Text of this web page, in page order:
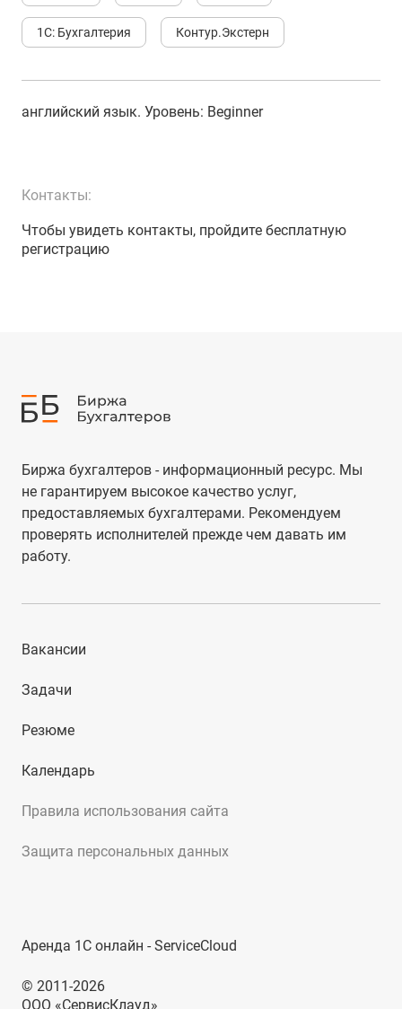
1С: Бухгалтерия Контур.Экстерн
английский язык. Уровень: Beginner
Контакты:
Чтобы увидеть контакты, пройдите бесплатную
регистрацию
Биржа бухгалтеров - информационный ресурс. Мы
не гарантируем высокое качество услуг,
предоставляемых бухгалтерами. Рекомендуем
проверять исполнителей прежде чем давать им
работу.
Правила использования сайта
Защита персональных данных
Вакансии
Задачи
Резюме
Календарь
Аренда 1С онлайн - ServiceCloud
© 2011-2026
ООО «СервисКлауд»